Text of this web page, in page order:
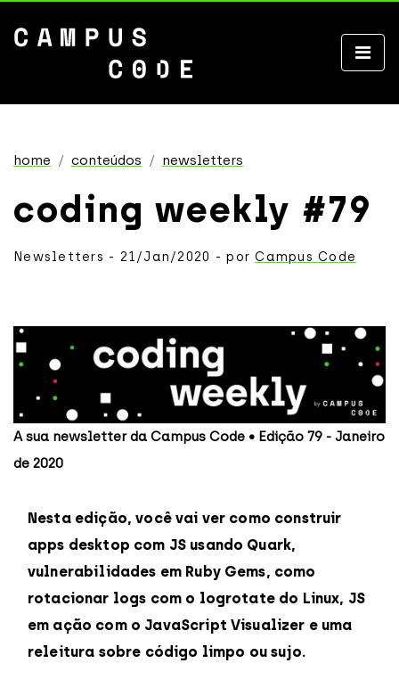
home conteúdos newsletters
coding weekly #79
Newsletters - 21/Jan/2020 - porCampus Code
A sua newsletter da Campus Code • Edição 79 - Janeiro
de 2020
Nesta edição, você vai ver como construir
apps desktop com JS usando Quark,
vulnerabilidades em Ruby Gems, como
rotacionar logs com o logrotate do Linux, JS
em ação com o JavaScript Visualizer e uma
releitura sobre código limpo ou sujo.